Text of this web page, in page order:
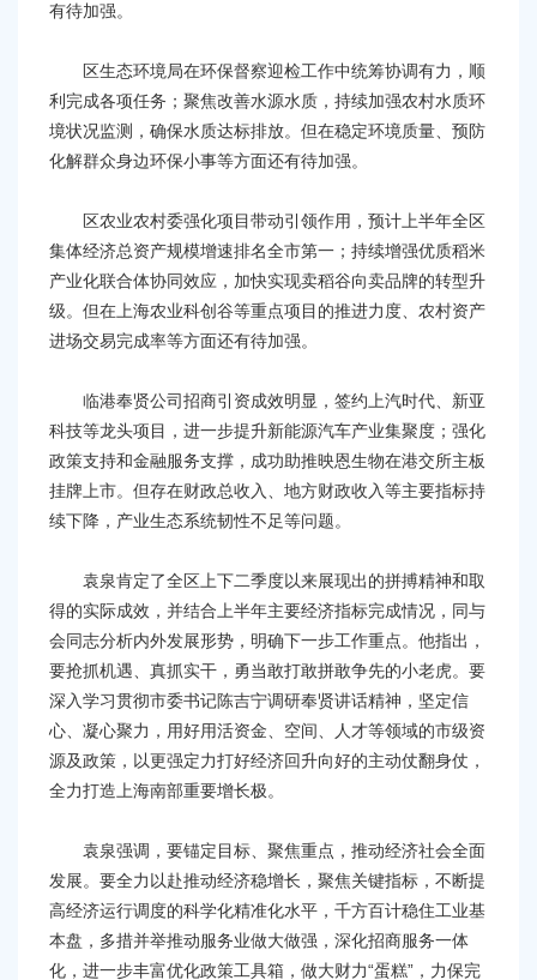
有待加强。
区生态环境局在环保督察迎检工作中统筹协调有力，顺
利完成各项任务；聚焦改善水源水质，持续加强农村水质环
境状况监测，确保水质达标排放。但在稳定环境质量、预防
化解群众身边环保小事等方面还有待加强。
区农业农村委强化项目带动引领作用，预计上半年全区
集体经济总资产规模增速排名全市第一；持续增强优质稻米
产业化联合体协同效应，加快实现卖稻谷向卖品牌的转型升
级。但在上海农业科创谷等重点项目的推进力度、农村资产
进场交易完成率等方面还有待加强。
临港奉贤公司招商引资成效明显，签约上汽时代、新亚
科技等龙头项目，进一步提升新能源汽车产业集聚度；强化
政策支持和金融服务支撑，成功助推映恩生物在港交所主板
挂牌上市。但存在财政总收入、地方财政收入等主要指标持
续下降，产业生态系统韧性不足等问题。
袁泉肯定了全区上下二季度以来展现出的拼搏精神和取
得的实际成效，并结合上半年主要经济指标完成情况，同与
会同志分析内外发展形势，明确下一步工作重点。他指出，
要抢抓机遇、真抓实干，勇当敢打敢拼敢争先的小老虎。要
深入学习贯彻市委书记陈吉宁调研奉贤讲话精神，坚定信
心、凝心聚力，用好用活资金、空间、人才等领域的市级资
源及政策，以更强定力打好经济回升向好的主动仗翻身仗，
全力打造上海南部重要增长极。
袁泉强调，要锚定目标、聚焦重点，推动经济社会全面
发展。要全力以赴推动经济稳增长，聚焦关键指标，不断提
高经济运行调度的科学化精准化水平，千方百计稳住工业基
本盘，多措并举推动服务业做大做强，深化招商服务一体
化，进一步丰富优化政策工具箱，做大财力“蛋糕”，力保完